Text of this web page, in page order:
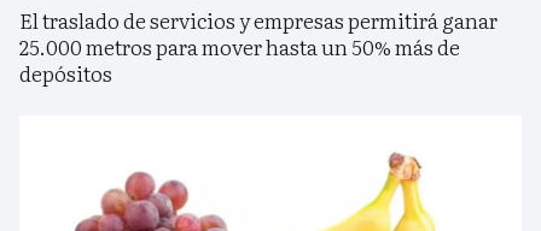
El traslado de servicios y empresas permitirá ganar
25.000 metros para mover hasta un 50% más de
depósitos